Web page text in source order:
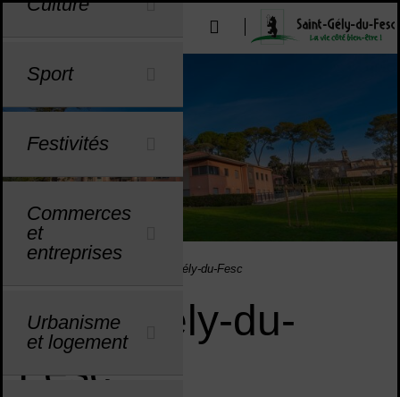
Menu de raccourcis
Outils d'aide à l'accessibilité
Sport
Festivités
Commerces
et
entreprises
Urbanisme
et logement
Saint-Gély-du-Fesc
Vous êtes ici :
Saint-Gély-du-Fesc
Saint-Gély-du-
Fesc